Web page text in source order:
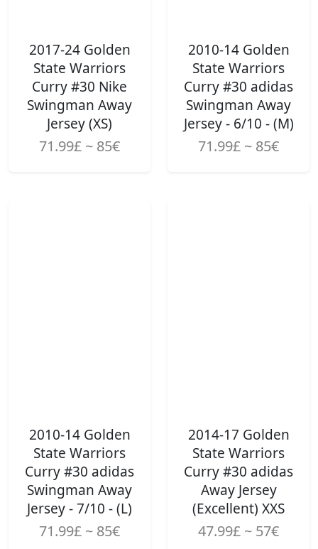
2017-24 Golden
State Warriors
Curry #30 Nike
Swingman Away
Jersey (XS)
71.99£ ~ 85€
2010-14 Golden
State Warriors
Curry #30 adidas
Swingman Away
Jersey - 6/10 - (M)
71.99£ ~ 85€
2010-14 Golden
State Warriors
Curry #30 adidas
Swingman Away
Jersey - 7/10 - (L)
71.99£ ~ 85€
2014-17 Golden
State Warriors
Curry #30 adidas
Away Jersey
(Excellent) XXS
47.99£ ~ 57€